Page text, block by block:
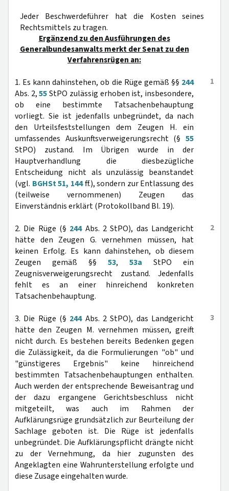
Jeder Beschwerdeführer hat die Kosten seines
Rechtsmittels zu tragen.
Ergänzend zu den Ausführungen des
Generalbundesanwalts merkt der Senat zu den
Verfahrensrügen an:
1
1. Es kann dahinstehen, ob die Rüge gemäß §§ 244
Abs. 2,55StPO zulässig erhoben ist, insbesondere,
ob eine bestimmte Tatsachenbehauptung
vorliegt. Sie ist jedenfalls unbegründet, da nach
den Urteilsfeststellungen dem Zeugen H. ein
umfassendes Auskunftsverweigerungsrecht (§ 55
StPO) zustand. Im Übrigen wurde in der
Hauptverhandlung die diesbezügliche
Entscheidung nicht als unzulässig beanstandet
(vgl. BGHSt 51, 144ff.), sondern zur Entlassung des
(teilweise vernommenen) Zeugen das
Einverständnis erklärt (Protokollband Bl. 19).
2
2. Die Rüge (§ 244Abs. 2 StPO), das Landgericht
hätte den Zeugen G. vernehmen müssen, hat
keinen Erfolg. Es kann dahinstehen, ob diesem
Zeugen gemäß §§ 53, 53a StPO ein
Zeugnisverweigerungsrecht zustand. Jedenfalls
fehlt es an einer hinreichend konkreten
Tatsachenbehauptung.
3
3. Die Rüge (§ 244Abs. 2 StPO), das Landgericht
hätte den Zeugen M. vernehmen müssen, greift
nicht durch. Es bestehen bereits Bedenken gegen
die Zulässigkeit, da die Formulierungen "ob" und
"günstigeres Ergebnis" keine hinreichend
bestimmten Tatsachenbehauptungen enthalten.
Auch werden der entsprechende Beweisantrag und
der dazu ergangene Gerichtsbeschluss nicht
mitgeteilt, was auch im Rahmen der
Aufklärungsrüge grundsätzlich zur Beurteilung der
Sachlage geboten ist. Die Rüge ist jedenfalls
unbegründet. Die Aufklärungspflicht drängte nicht
zu der Vernehmung, da hier zugunsten des
Angeklagten eine Wahrunterstellung erfolgte und
diese Zusage eingehalten wurde.